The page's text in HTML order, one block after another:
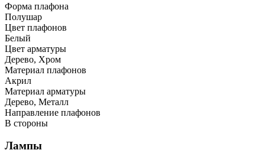
Форма плафона
Полушар
Цвет плафонов
Белый
Цвет арматуры
Дерево, Хром
Материал плафонов
Акрил
Материал арматуры
Дерево, Металл
Направление плафонов
В стороны
Лампы